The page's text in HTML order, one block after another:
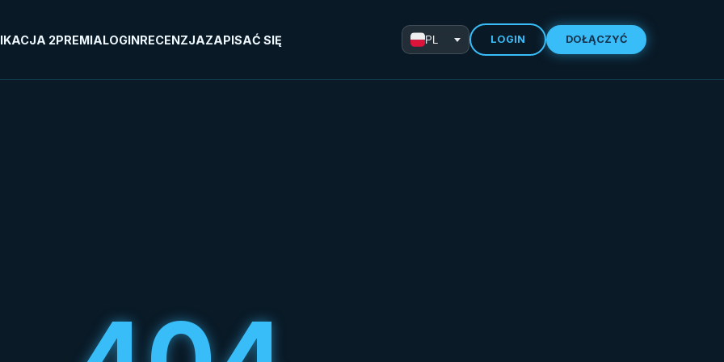
2PREMIALOGINRECENZJAZAPISAĆ SIĘ PL LOGIN DOŁĄCZYĆ